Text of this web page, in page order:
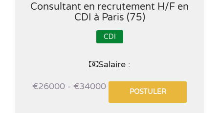
Consultant en recrutement H/F en
CDI à Paris (75)
CDI
Salaire :
€26000 - €34000
POSTULER